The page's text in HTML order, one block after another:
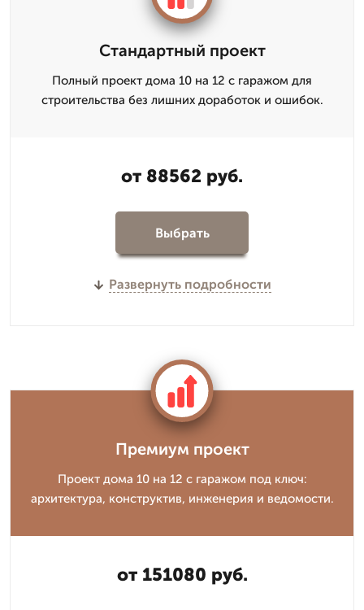
Стандартный проект
Полный проект дома 10 на 12 с гаражом для
строительства без лишних доработок и ошибок.
от 88562 руб.
Выбрать
Развернуть подробности
Премиум проект
Проект дома 10 на 12 с гаражом под ключ:
архитектура, конструктив, инженерия и ведомости.
от 151080 руб.